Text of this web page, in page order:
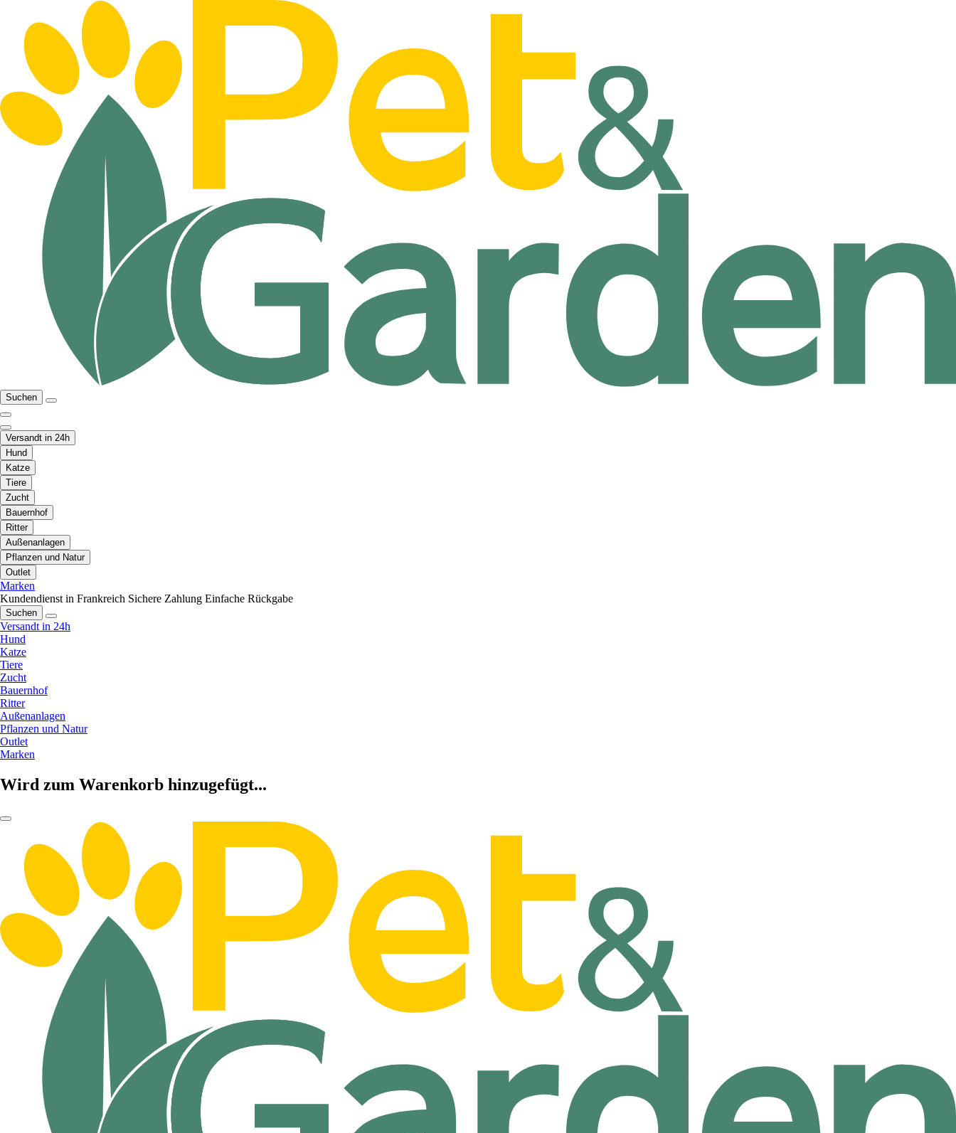
Suchen
Versandt in 24h
Hund
Katze
Tiere
Zucht
Bauernhof
Ritter
Außenanlagen
Pflanzen und Natur
Outlet
Marken
Kundendienst in Frankreich Sichere Zahlung Einfache Rückgabe
Suchen
Versandt in 24h
Hund
Katze
Tiere
Zucht
Bauernhof
Ritter
Außenanlagen
Pflanzen und Natur
Outlet
Marken
Wird zum Warenkorb hinzugefügt...